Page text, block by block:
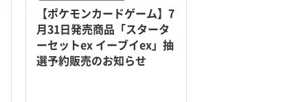
【ポケモンカードゲーム】7
月31日発売商品「スタータ
ーセットex イーブイex」抽
選予約販売のお知らせ